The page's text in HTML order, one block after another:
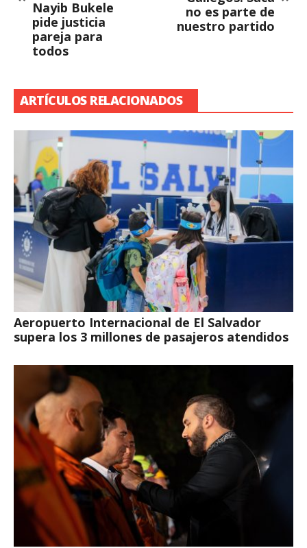
Nayib Bukele
pide justicia
pareja para
todos
no es parte de
nuestro partido
ARTÍCULOS RELACIONADOS
Aeropuerto Internacional de El Salvador
supera los 3 millones de pasajeros atendidos